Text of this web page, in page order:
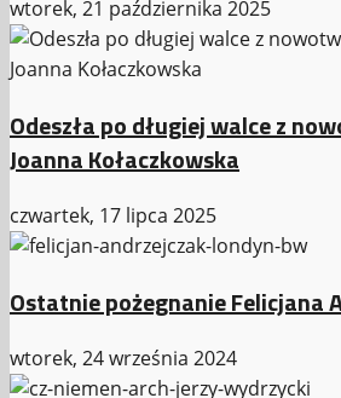
wtorek, 21 października 2025
Odeszła po długiej walce z
Joanna Kołaczkowska
czwartek, 17 lipca 2025
Ostatnie pożegnanie Felicjana
wtorek, 24 września 2024